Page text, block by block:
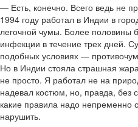
— Есть, конечно. Всего ведь не
1994 году работал в Индии в
легочной чумы. Более половины
инфекции в течение трех дней.
подобных условиях —
Но в Индии стояла страшная
не просто. Я работал не на
надевал костюм, но, правда, без
какие правила надо непременно
нарушить.